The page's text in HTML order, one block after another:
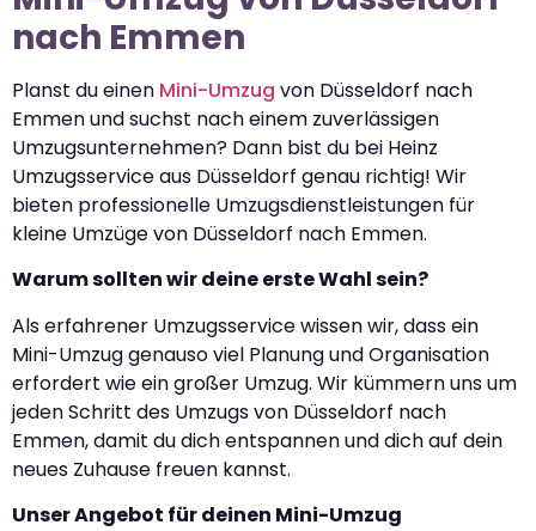
nach Emmen
Planst du einen Mini-Umzug von Düsseldorf nach
Emmen und suchst nach einem zuverlässigen
Umzugsunternehmen? Dann bist du bei Heinz
Umzugsservice aus Düsseldorf genau richtig! Wir
bieten professionelle Umzugsdienstleistungen für
kleine Umzüge von Düsseldorf nach Emmen.
Warum sollten wir deine erste Wahl sein?
Als erfahrener Umzugsservice wissen wir, dass ein
Mini-Umzug genauso viel Planung und Organisation
erfordert wie ein großer Umzug. Wir kümmern uns um
jeden Schritt des Umzugs von Düsseldorf nach
Emmen, damit du dich entspannen und dich auf dein
neues Zuhause freuen kannst.
Unser Angebot für deinen Mini-Umzug